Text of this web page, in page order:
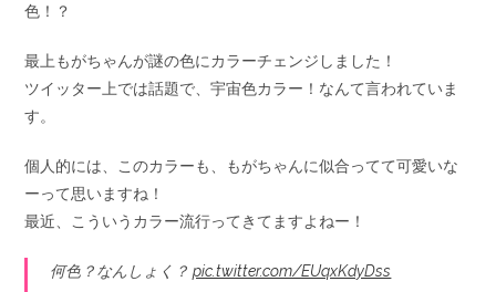
色！？
最上もがちゃんが謎の色にカラーチェンジしました！
ツイッター上では話題で、宇宙色カラー！なんて言われていま
す。
個人的には、このカラーも、もがちゃんに似合ってて可愛いな
ーって思いますね！
最近、こういうカラー流行ってきてますよねー！
何色？なんしょく？pic.twitter.com/EUqxKdyDss